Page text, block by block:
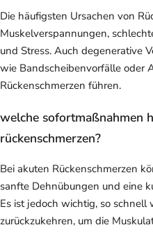
Die häufigsten Ursachen von
Muskelverspannungen,
und Stress. Auch degenerative
wie Bandscheibenvorfälle oder
Rückenschmerzen führen.
welche sofortmaßnahmen
rückenschmerzen?
Bei akuten Rückenschmerzen
sanfte Dehnübungen und eine
Es ist jedoch wichtig, so
zurückzukehren, um die